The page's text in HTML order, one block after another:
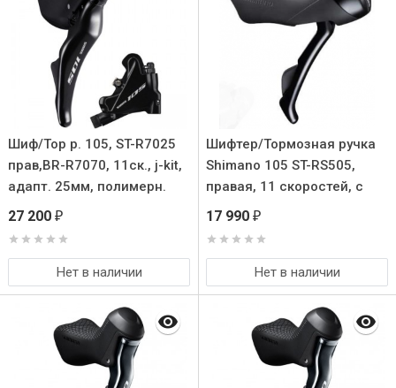
Шиф/Тор р. 105, ST-R7025
прав,BR-R7070, 11ск., j-kit,
адапт. 25мм, полимерн.
Колодк с кулером, трос
27 200 ₽
Нет в наличии
Шифтер/Тормозная ручка
Shimano 105 ST-RS505,
правая, 11 скоростей, c
тросом перекл.
17 990 ₽
Нет в наличии